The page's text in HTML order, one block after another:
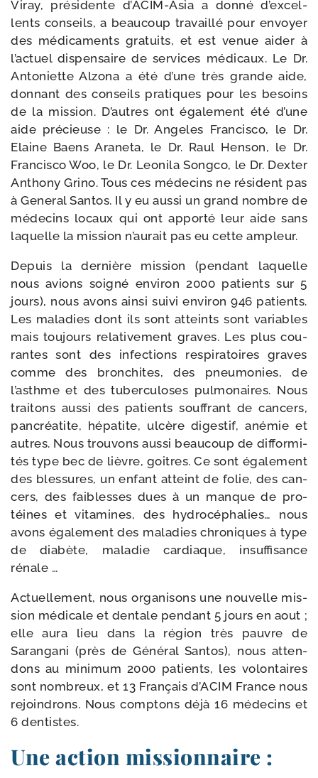
Viray, pré­si­dente d’ACIM-Asia a don­né d’ex­cel­
lents conseils, a beau­coup tra­vaillé pour envoyer
des médi­ca­ments gra­tuits, et est venue aider à
l’ac­tuel dis­pen­saire de ser­vices médi­caux. Le Dr.
Antoniette Alzona a été d’une très grande aide,
don­nant des conseils pra­tiques pour les besoins
de la mis­sion. D’autres ont éga­le­ment été d’une
aide pré­cieuse : le Dr. Angeles Francisco, le Dr.
Elaine Baens Araneta, le Dr. Raul Henson, le Dr.
Francisco Woo, le Dr. Leonila Songco, le Dr. Dexter
Anthony Grino. Tous ces méde­cins ne résident pas
à General Santos. Il y eu aus­si un grand nombre de
méde­cins locaux qui ont appor­té leur aide sans
laquelle la mis­sion n’au­rait pas eu cette ampleur.
Depuis la der­nière mis­sion (pen­dant laquelle
nous avions soi­gné envi­ron 2000 patients sur 5
jours), nous avons ain­si sui­vi envi­ron 946 patients.
Les mala­dies dont ils sont atteints sont variables
mais tou­jours rela­ti­ve­ment graves. Les plus cou­
rantes sont des infec­tions res­pi­ra­toires graves
comme des bron­chites, des pneu­mo­nies, de
l’asthme et des tuber­cu­loses pul­mo­naires. Nous
trai­tons aus­si des patients souf­frant de can­cers,
pan­créa­tite, hépa­tite, ulcère diges­tif, ané­mie et
autres. Nous trou­vons aus­si beau­coup de dif­for­mi­
tés type bec de lièvre, goitres. Ce sont éga­le­ment
des bles­sures, un enfant atteint de folie, des can­
cers, des fai­blesses dues à un manque de pro­
téines et vita­mines, des hydro­cé­pha­lies… nous
avons éga­le­ment des mala­dies chro­niques à type
de dia­bète, mala­die car­diaque, insuf­fi­sance
rénale …
Actuellement, nous orga­ni­sons une nou­velle mis­
sion médi­cale et den­tale pen­dant 5 jours en aout ;
elle aura lieu dans la région très pauvre de
Sarangani (près de Général Santos), nous atten­
dons au mini­mum 2000 patients, les volon­taires
sont nom­breux, et 13 Français d’ACIM France nous
rejoin­drons. Nous comp­tons déjà 16 méde­cins et
6 dentistes.
Une action missionnaire :